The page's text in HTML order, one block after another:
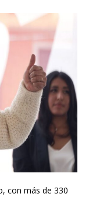
con más de 330